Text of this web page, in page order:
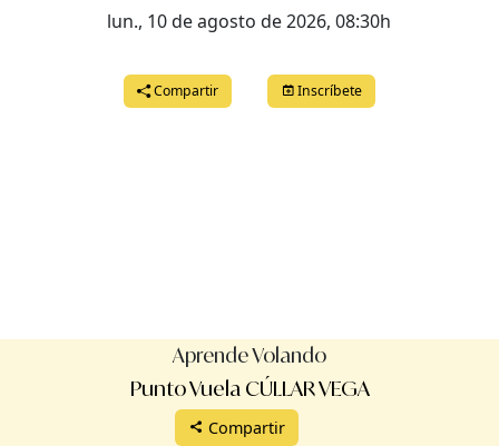
lun., 10 de agosto de 2026, 08:30h
Compartir Inscríbete
Aprende Volando
Punto Vuela CÚLLAR VEGA
Compartir